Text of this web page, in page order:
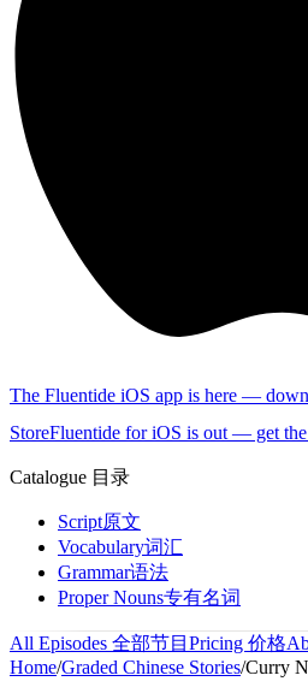
The Fluentide iOS app is here —
StoreFluentide for iOS is out — get
Catalogue 目录
Script原文
Vocabulary词汇
Grammar语法
Proper Nouns专有名词
All Episodes 全部节目 Pricing 价格
Home/Graded Chinese Stories/Curry